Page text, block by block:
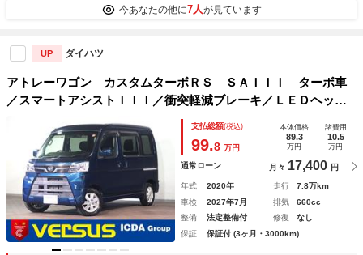
今あなたの他に7人が見ています
UP ダイハツ
アトレーワゴン カスタムターボＲＳ ＳＡＩＩＩ ターボ車
／スマートアシストＩＩＩ／衝突軽減ブレーキ／ＬＥＤヘッド
ライト／オートハイビーム／キーレスエントリー／純正１３イ
ンチＡＷ／アイドリングストップ／電動格納ミラー／横滑り防
止機能
支払総額(税込)
99.8 万円
本体価格
89.3
万円
諸費用
10.5
万円
通常ローン 月々 17,400 円
年式 2020年 走行
7.8万km
車検
2027年7月 排気
660cc
整備
法定整備付 修復
なし
保証
保証付 (3ヶ月・3000km)